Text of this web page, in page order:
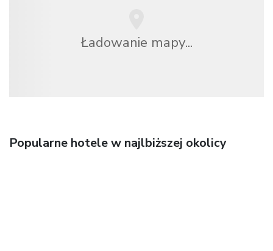
Ładowanie mapy...
Popularne hotele w najlbiższej okolicy